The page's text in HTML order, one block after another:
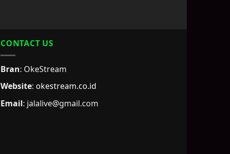
CONTACT US
Bran: OkeStream
Website: okestream.co.id
Email: jalalive@gmail.com